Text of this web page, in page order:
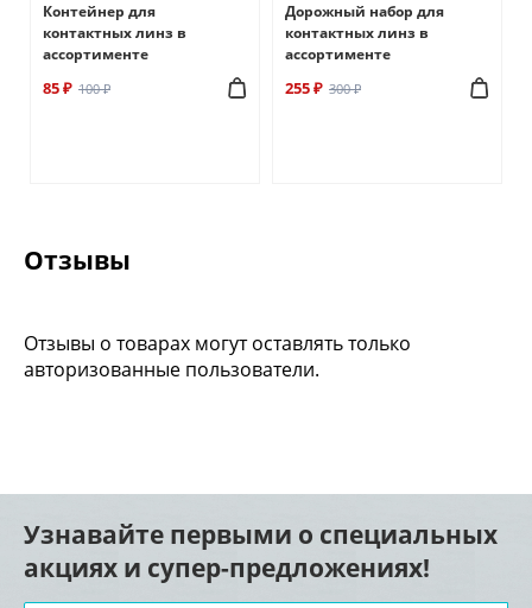
Контейнер для
контактных линз в
ассортименте
85 ₽ 100 ₽
Дорожный набор для
контактных линз в
ассортименте
255 ₽ 300 ₽
Отзывы
Отзывы о товарах могут оставлять только
авторизованные пользователи.
Узнавайте первыми о специальных
акциях и супер-предложениях!